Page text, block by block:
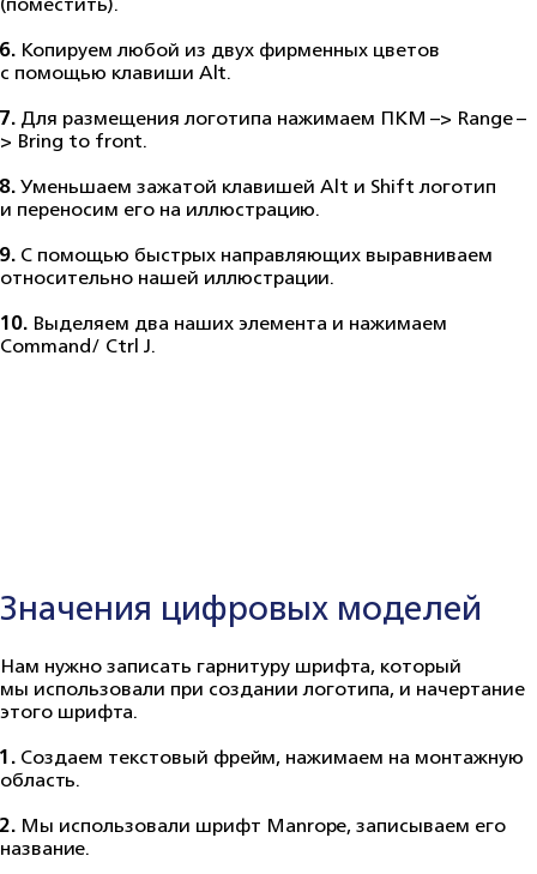
6. Копируем любой из двух фирменных цветов
с помощью клавиши Alt.
7.Для размещения логотипа нажимаем ПКМ –> Range –
> Bring to front.
8.Уменьшаем зажатой клавишей Alt и Shift логотип
и переносим его на иллюстрацию.
9.С помощью быстрых направляющих выравниваем
относительно нашей иллюстрации.
10. Выделяем два наших элемента и нажимаем
Command/ Ctrl J.
Значения цифровых моделей
Нам нужно записать гарнитуру шрифта, который
мы использовали при создании логотипа, и начертание
этого шрифта.
1.Создаем текстовый фрейм, нажимаем на монтажную
область.
2. Мы использовали шрифт Manrope, записываем его
название.